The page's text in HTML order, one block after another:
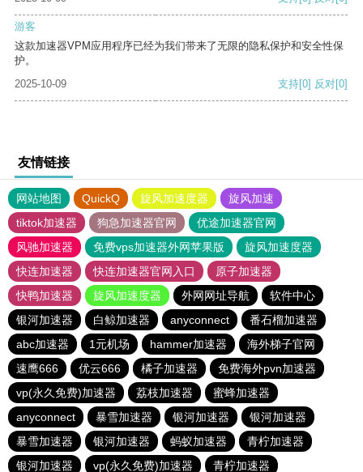
游客
这款加速器VPM应用程序已经为我们带来了无限的隐私保护和安全性保
护。
2025-10-09
支持[0] 反对[0]
友情链接
网站地图 QuickQ 旋风加速度器
旋风加速
tiktok加速器
狗急加速器官网
优途加速器官网
风驰加速器
免费vps加速器外网苹果版
旋风加速度器
快连加速器
快连加速器官网入口
原子加速器
快鸭加速器
旋风加速度器 外网网址导航
软件中心
银河加速器
白鲸加速器 anyconnect
番石榴加速器
abc加速器
1元机场 hammer加速器
海外梯子官网
速鹰666
优云666 橘子加速器
免费海外pvn加速器
vp(永久免费)加速器
荔枝加速器
蜜蜂加速器
anyconnect
暴雪加速器 银河加速器
银河加速器
暴雪加速器
银河加速器 蚂蚁加速器
青柠加速器
银河加速器
vp(永久免费)加速器 青柠加速器